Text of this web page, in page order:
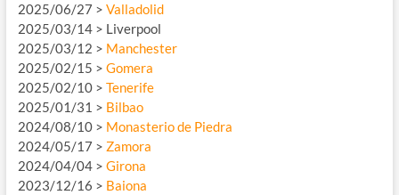
2025/06/27 > Valladolid
2025/03/14 > Liverpool
2025/03/12 > Manchester
2025/02/15 > Gomera
2025/02/10 > Tenerife
2025/01/31 > Bilbao
2024/08/10 > Monasterio de Piedra
2024/05/17 > Zamora
2024/04/04 > Girona
2023/12/16 > Baiona